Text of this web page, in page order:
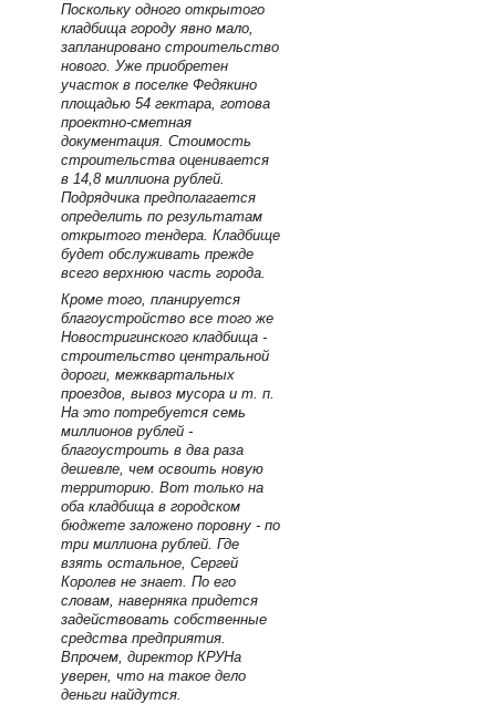
Поскольку одного открытого
кладбища городу явно мало,
запланировано строительство
нового. Уже приобретен
участок в поселке Федякино
площадью 54 гектара, готова
проектно-сметная
документация. Стоимость
строительства оценивается
в 14,8 миллиона рублей.
Подрядчика предполагается
определить по результатам
открытого тендера. Кладбище
будет обслуживать прежде
всего верхнюю часть города.
Кроме того, планируется
благоустройство все того же
Новостригинского кладбища -
строительство центральной
дороги, межквартальных
проездов, вывоз мусора и т. п.
На это потребуется семь
миллионов рублей -
благоустроить в два раза
дешевле, чем освоить новую
территорию. Вот только на
оба кладбища в городском
бюджете заложено поровну - по
три миллиона рублей. Где
взять остальное, Сергей
Королев не знает. По его
словам, наверняка придется
задействовать собственные
средства предприятия.
Впрочем, директор КРУНа
уверен, что на такое дело
деньги найдутся.